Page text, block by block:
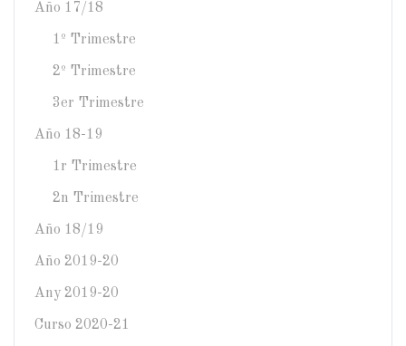
Año 17/18
1º Trimestre
2º Trimestre
3er Trimestre
Año 18-19
1r Trimestre
2n Trimestre
Año 18/19
Año 2019-20
Any 2019-20
Curso 2020-21